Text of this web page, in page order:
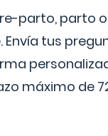
parto,
tus
máximo de